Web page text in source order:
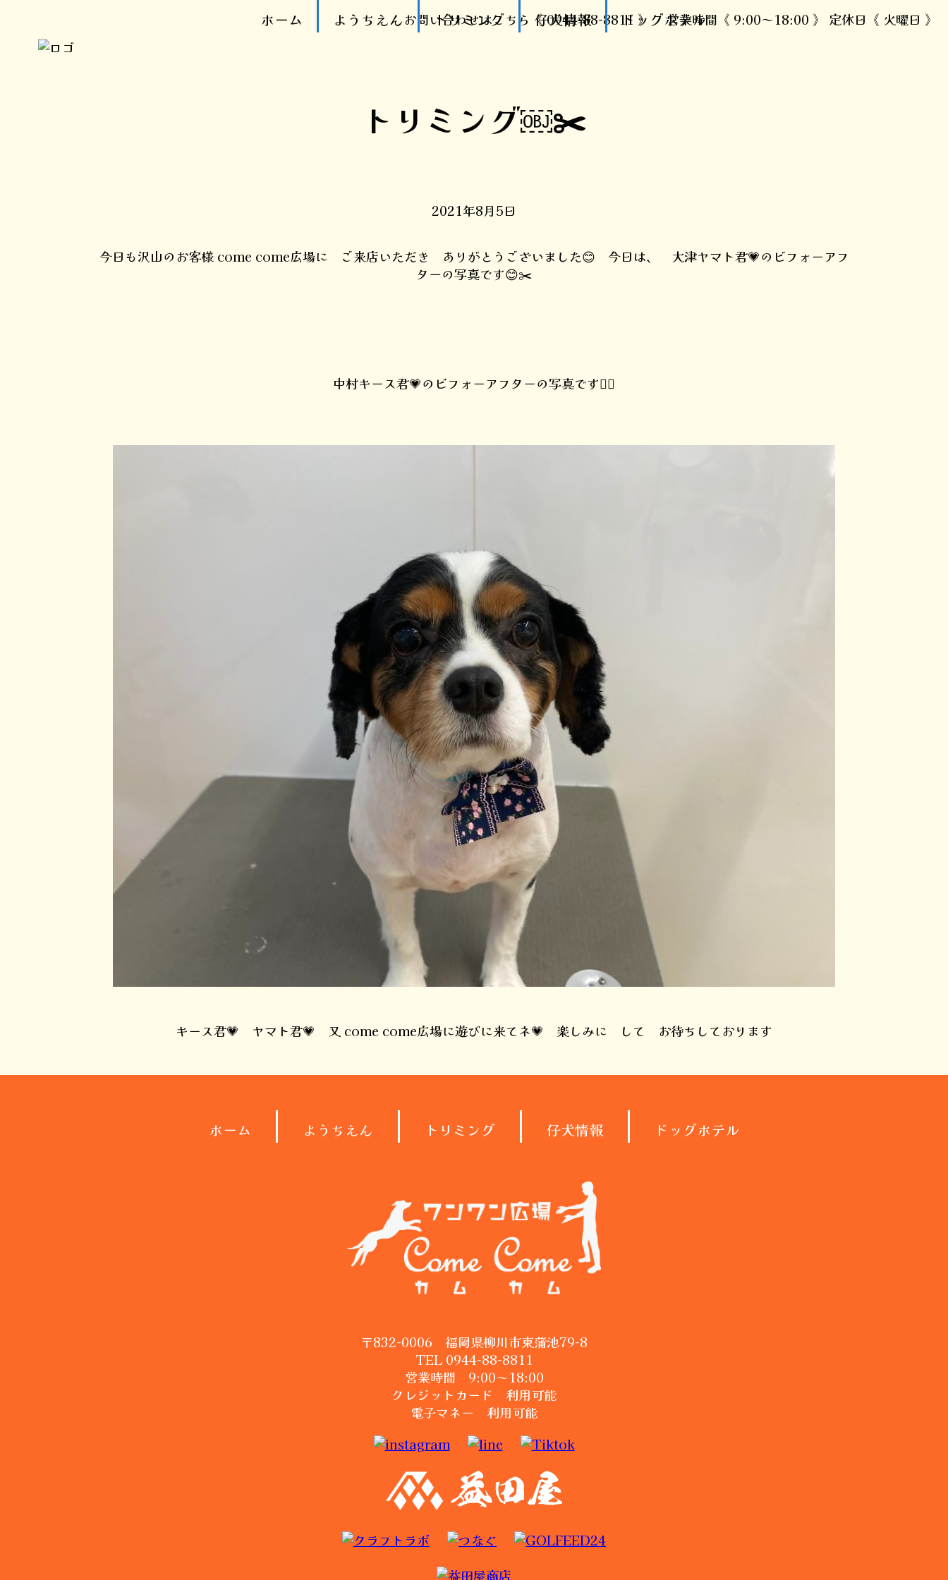
お問い合わせはこちら《 0944-88-8811 》 営業時間《 9:00～18:00 》 定休日《 火曜日 》
ホーム ようちえん トリミング 仔犬情報 ドッグホテル
トリミング￼✂️
2021年8月5日
今日も沢山のお客様 come come広場に ご来店いただき ありがとうございました😊 今日は、 大津ヤマト君💗のビフォーアフ
ターの写真です😊✂️
中村キース君💗のビフォーアフターの写真です🙇‍♀️
キース君💗 ヤマト君💗 又 come come広場に遊びに来てネ💗 楽しみに して お待ちしております
ホーム ようちえん トリミング 仔犬情報 ドッグホテル
〒832-0006 福岡県柳川市東蒲池79-8
TEL 0944-88-8811
営業時間 9:00～18:00
クレジットカード 利用可能
電子マネー 利用可能